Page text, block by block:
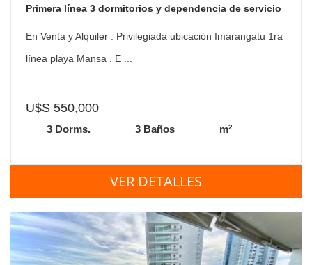
Primera línea 3 dormitorios y dependencia de servicio
En Venta y Alquiler . Privilegiada ubicación Imarangatu 1ra
línea playa Mansa . E ...
U$S 550,000
3 Dorms. 3 Baños m2
VER DETALLES